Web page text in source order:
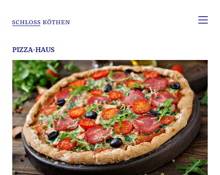
PIZZA-HAUS